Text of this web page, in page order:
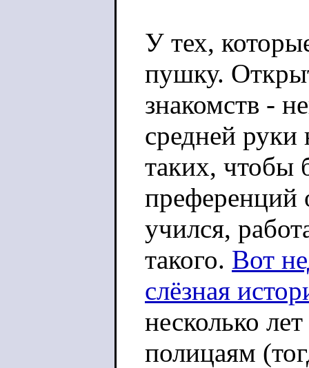
У тех,
пушку.
знакомств -
средней руки
таких, чтобы
учился,
такого. Вот
слёзная
несколько
полицаям